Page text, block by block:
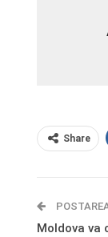
Share
Moldova va